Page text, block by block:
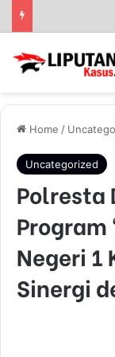
Home /
Uncategorized
Polresta
Program
Negeri 1
Sinergi